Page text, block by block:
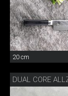
20 cm